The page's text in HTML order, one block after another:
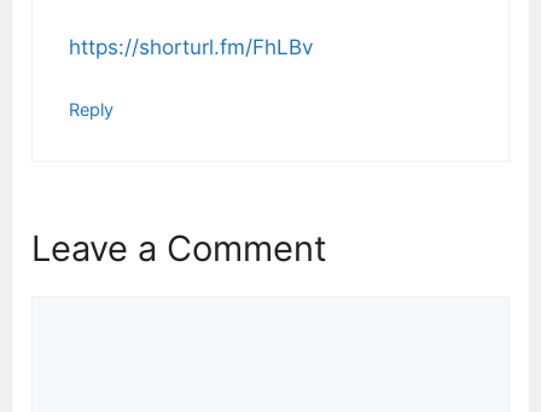
https://shorturl.fm/FhLBv
Reply
Leave a Comment